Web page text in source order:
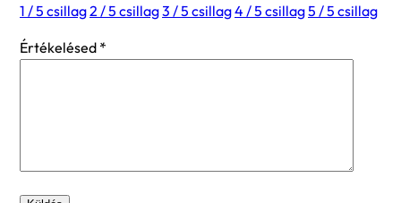
1 / 5 csillag2 / 5 csillag3 / 5 csillag4 / 5 csillag5 / 5 csillag
Értékelésed *